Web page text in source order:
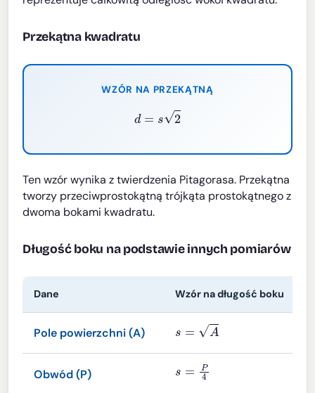
Przekątna kwadratu
WZÓR NA PRZEKĄTNĄ
Ten wzór wynika z twierdzenia Pitagorasa. Przekątna
tworzy przeciwprostokątną trójkąta prostokątnego z
dwoma bokami kwadratu.
Długość boku na podstawie innych pomiarów
Dane Wzór na długość boku
Pole powierzchni (A)
Obwód (P)
4